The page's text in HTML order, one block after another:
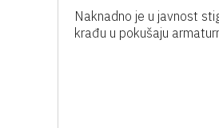
Naknadno je u javnost
krađu u pokušaju